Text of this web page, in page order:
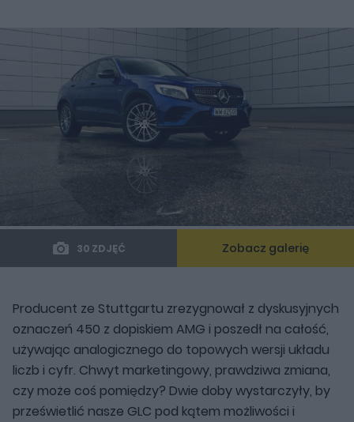
30 ZDJĘĆ Zobacz galerię
Producent ze Stuttgartu zrezygnował z dyskusyjnych
oznaczeń 450 z dopiskiem AMG i poszedł na całość,
używając analogicznego do topowych wersji układu
liczb i cyfr. Chwyt marketingowy, prawdziwa zmiana,
czy może coś pomiędzy? Dwie doby wystarczyły, by
prześwietlić nasze GLC pod kątem możliwości i